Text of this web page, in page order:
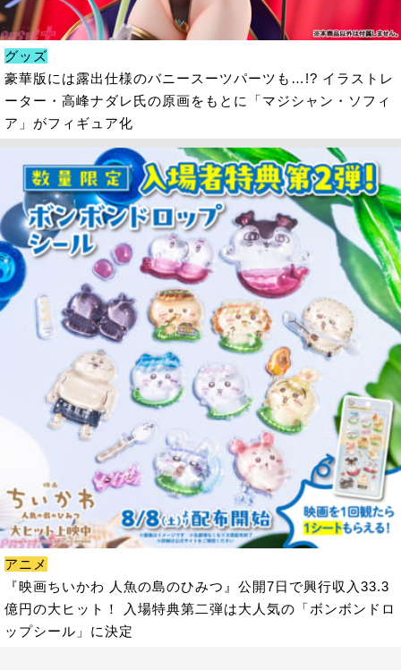
グッズ
豪華版には露出仕様のバニースーツパーツも…!? イラストレ
ーター・高峰ナダレ氏の原画をもとに「マジシャン・ソフィ
ア」がフィギュア化
アニメ
『映画ちいかわ 人魚の島のひみつ』公開7日で興行収入33.3
億円の大ヒット！ 入場特典第二弾は大人気の「ボンボンドロ
ップシール」に決定